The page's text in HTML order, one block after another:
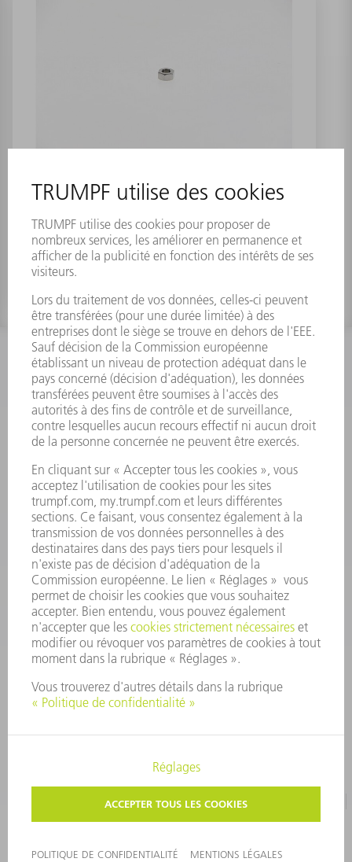
Écrou
Numéro de référence:1610895
INFORMATION
Foire aux questions
Termes et conditions
CONTACT
01 48 17 37 73
Lun - Jeu 08:00h - 16:30h
Ven 08:00h - 12:30h
outillages@fr.TRUMPF.com
CONTACT
Pièces Détachées
01 48 17 37 57
Lun – Ven 8:30h - 17:30h
pieces.detachees@trumpf.com
MENTIONS LÉGALES
PROTECTION DES DONNÉES PERSONNELLES
COPYRIGHT ET DROIT DES MARQUES
CONDITIONS D'UTILISATION
© 2026 TRUMPF